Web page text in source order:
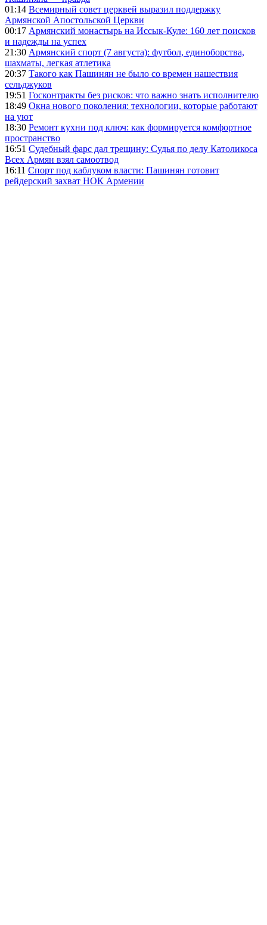
01:14 Всемирный совет церквей выразил поддержку
Армянской Апостольской Церкви
00:17 Армянский монастырь на Иссык-Куле: 160 лет поисков
и надежды на успех
21:30 Армянский спорт (7 августа): футбол, единоборства,
шахматы, легкая атлетика
20:37 Такого как Пашинян не было со времен нашествия
сельджуков
19:51 Госконтракты без рисков: что важно знать исполнителю
18:49 Окна нового поколения: технологии, которые работают
на уют
18:30 Ремонт кухни под ключ: как формируется комфортное
пространство
16:51 Судебный фарс дал трещину: Судья по делу Католикоса
Всех Армян взял самоотвод
16:11 Спорт под каблуком власти: Пашинян готовит
рейдерский захват НОК Армении